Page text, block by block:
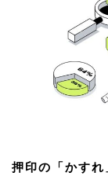
押印の「かすれ